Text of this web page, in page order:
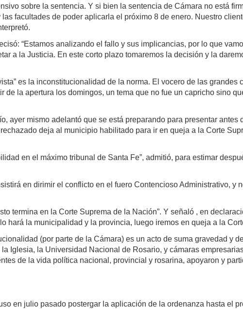
sobre la sentencia. Y si bien la sentencia de Cámara no está
facultades de poder aplicarla el próximo 8 de enero. Nuestro
“Estamos analizando el fallo y sus implicancias, por lo que
a la Justicia. En este corto plazo tomaremos la decisión y la
es la inconstitucionalidad de la norma. El vocero de las grandes
la apertura los domingos, un tema que no fue un capricho sino
ayer mismo adelantó que se está preparando para presentar antes
deja al municipio habilitado para ir en queja a la Corte
en el máximo tribunal de Santa Fe”, admitió, para estimar
en dirimir el conflicto en el fuero Contencioso Administrativo, y
termina en la Corte Suprema de la Nación”. Y señaló , en
hará la municipalidad y la provincia, luego iremos en queja a la
(por parte de la Cámara) es un acto de suma gravedad y
Iglesia, la Universidad Nacional de Rosario, y cámaras
de la vida política nacional, provincial y rosarina, apoyaron y
en julio pasado postergar la aplicación de la ordenanza hasta el